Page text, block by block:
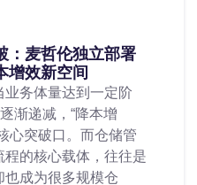
：麦哲伦独立部署
增效新空间
务体量达到一定阶
渐递减，“降本增
心突破口。而仓储管
的核心载体，往往是
也成为很多规模仓